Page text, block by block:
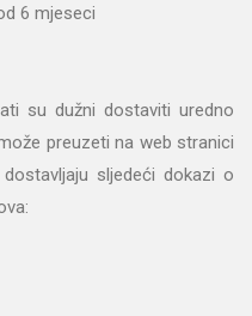
6 mjeseci
su dužni dostaviti uredno
preuzeti na web stranici
sljedeći dokazi o